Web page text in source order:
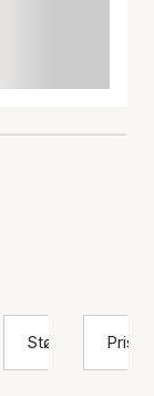
Størrelse Pris